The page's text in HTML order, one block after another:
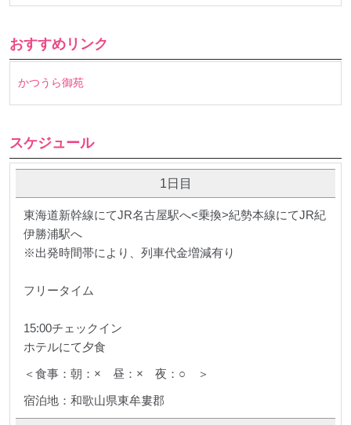
おすすめリンク
かつうら御苑
スケジュール
1日目
東海道新幹線にてJR名古屋駅へ<乗換>紀勢本線にてJR紀
伊勝浦駅へ
※出発時間帯により、列車代金増減有り
フリータイム
15:00チェックイン
ホテルにて夕食
＜食事：朝：× 昼：× 夜：○ ＞
宿泊地：和歌山県東牟婁郡